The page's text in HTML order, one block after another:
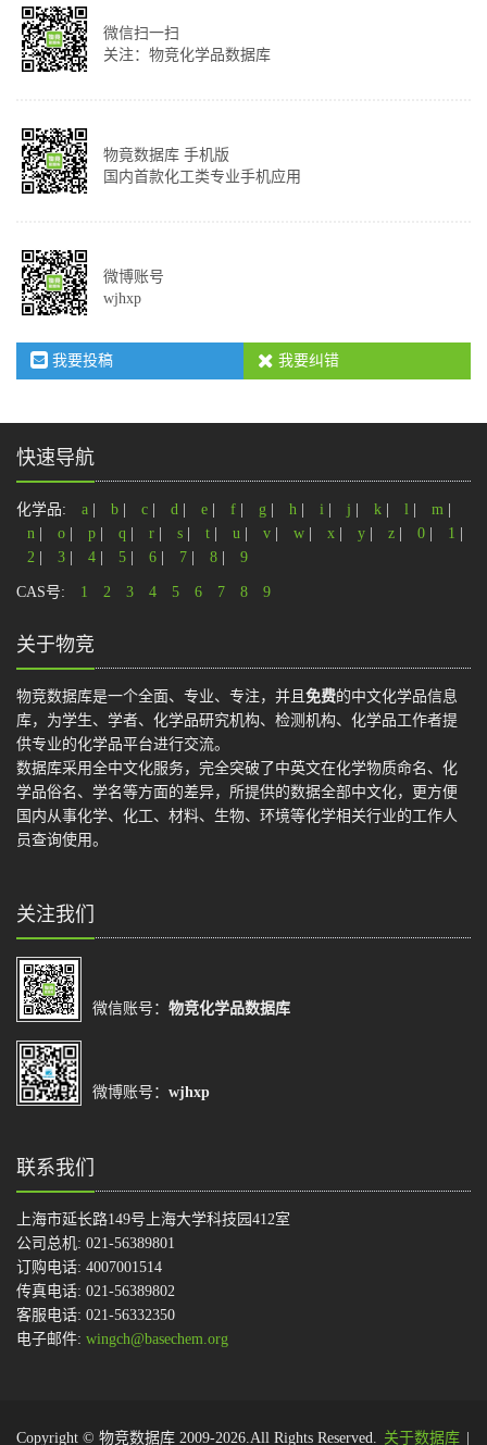
微信扫一扫
关注：物竞化学品数据库
物竟数据库 手机版
国内首款化工类专业手机应用
微博账号
wjhxp
我要投稿 我要纠错
快速导航
化学品: a b c d e f g h i j k l m
n
o p q r s t u v w x y z 0 1
2
3 4 5 6 7 8 9
CAS号: 1 2 3 4 5 6 7 8 9
关于物竞
物竞数据库是一个全面、专业、专注，并且 免费的中文化学品信息
库，为学生、学者、化学品研究机构、检测机构、化学品工作者提
供专业的化学品平台进行交流。
数据库采用全中文化服务，完全突破了中英文在化学物质命名、化
学品俗名、学名等方面的差异，所提供的数据全部中文化，更方便
国内从事化学、化工、材料、生物、环境等化学相关行业的工作人
员查询使用。
关注我们
微信账号： 物竞化学品数据库
微博账号： wjhxp
联系我们
上海市延长路149号上海大学科技园412室
公司总机: 021-56389801
订购电话: 4007001514
传真电话: 021-56389802
客服电话: 021-56332350
电子邮件: wingch@basechem.org
Copyright © 物竞数据库 2009-2026.All Rights Reserved. 关于数据库